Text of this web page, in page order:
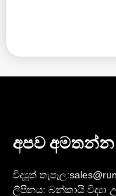
අපව අමතන්න
විද්‍යුත් තැපෑල:
ලිපිනය: බන්කායි විද්‍යා